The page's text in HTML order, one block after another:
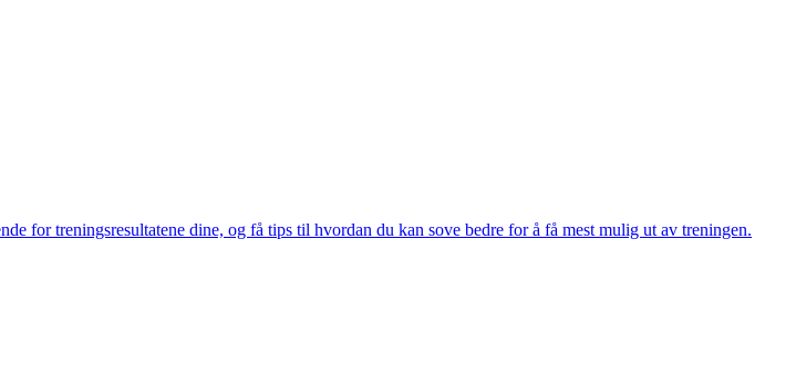
for treningsresultatene dine, og få tips til hvordan du kan sove bedre for å få mest mulig ut av treningen.